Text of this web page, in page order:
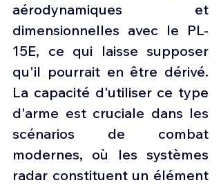
aérodynamiques et
dimensionnelles avec le PL-
15E, ce qui laisse supposer
qu'il pourrait en être dérivé.
La capacité d'utiliser ce type
d'arme est cruciale dans les
scénarios de combat
modernes, où les systèmes
radar constituent un élément